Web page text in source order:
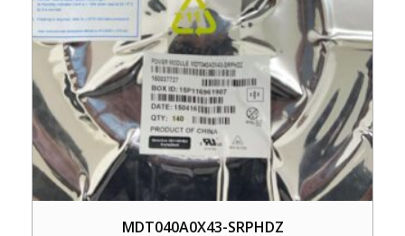
MDT040A0X43-SRPHDZ